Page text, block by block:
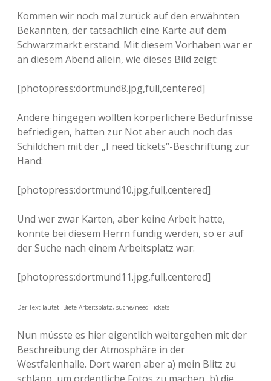
Kommen wir noch mal zurück auf den erwähnten
Bekannten, der tatsächlich eine Karte auf dem
Schwarzmarkt erstand. Mit diesem Vorhaben war er
an diesem Abend allein, wie dieses Bild zeigt:
[photopress:dortmund8.jpg,full,centered]
Andere hingegen wollten körperlichere Bedürfnisse
befriedigen, hatten zur Not aber auch noch das
Schildchen mit der „I need tickets“-Beschriftung zur
Hand:
[photopress:dortmund10.jpg,full,centered]
Und wer zwar Karten, aber keine Arbeit hatte,
konnte bei diesem Herrn fündig werden, so er auf
der Suche nach einem Arbeitsplatz war:
[photopress:dortmund11.jpg,full,centered]
Der Text lautet: Biete Arbeitsplatz, suche/need Tickets
Nun müsste es hier eigentlich weitergehen mit der
Beschreibung der Atmosphäre in der
Westfalenhalle. Dort waren aber a) mein Blitz zu